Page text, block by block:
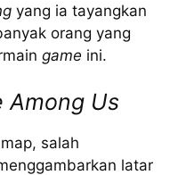
yang ia tayangkan
orang yang
game ini.
Among Us
salah
latar